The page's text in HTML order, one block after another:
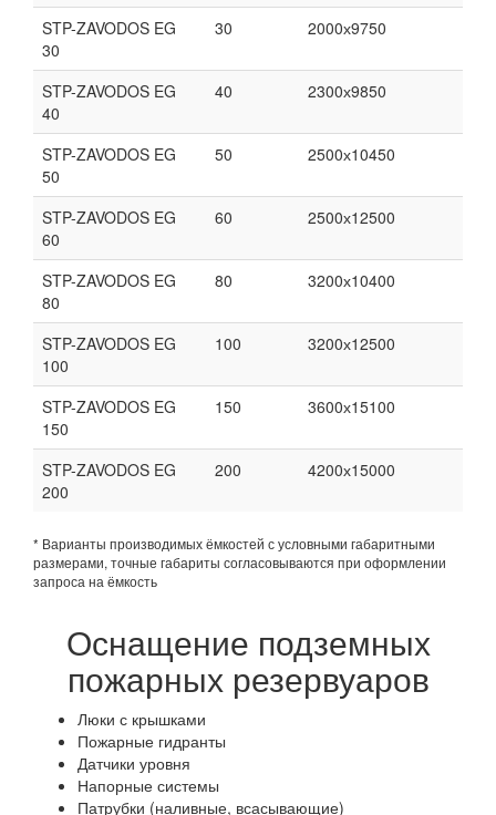
STP-ZAVODOS EG
30
30 2000х9750
STP-ZAVODOS EG
40
40 2300х9850
STP-ZAVODOS EG
50
50 2500х10450
STP-ZAVODOS EG
60
60 2500х12500
STP-ZAVODOS EG
80
80 3200х10400
STP-ZAVODOS EG
100
100 3200х12500
STP-ZAVODOS EG
150
150 3600х15100
STP-ZAVODOS EG
200
200 4200х15000
* Варианты производимых ёмкостей с условными габаритными
размерами, точные габариты согласовываются при оформлении
запроса на ёмкость
Оснащение подземных
пожарных резервуаров
Люки с крышками
Пожарные гидранты
Датчики уровня
Напорные системы
Патрубки (наливные, всасывающие)